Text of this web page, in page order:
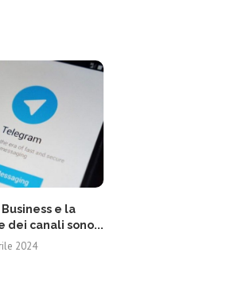
e la
dei canali sono...
2024